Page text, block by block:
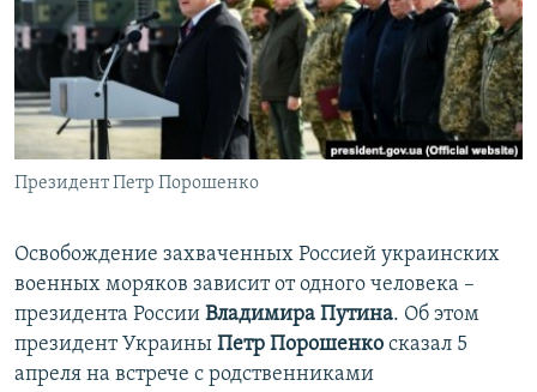
ПОБЕДИТЕЛЕЙ НЕ СУДЯТ?
КРЫМ.НЕПОКОРЕННЫЙ
ELIFBE
УКРАИНСКАЯ ПРОБЛЕМА КРЫМА
ПРИСОЕДИНЯЙТЕСЬ!
Все сайты RFE/RL
Президент Петр Порошенко
Освобождение захваченных Россией украинских
военных моряков зависит от одного человека –
президента России Владимира Путина. Об этом
президент Украины Петр Порошенко сказал 5
апреля на встрече с родственниками